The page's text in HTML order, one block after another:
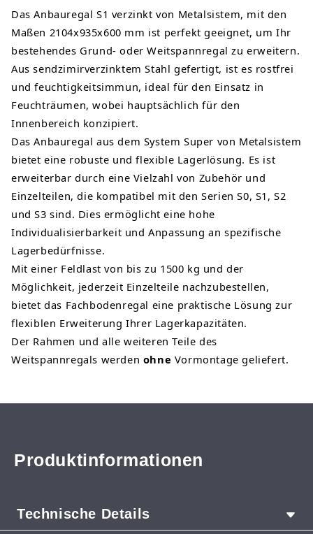
Das Anbauregal S1 verzinkt von Metalsistem, mit den
Maßen 2104x935x600 mm ist perfekt geeignet, um Ihr
bestehendes Grund- oder Weitspannregal zu erweitern.
Aus sendzimirverzinktem Stahl gefertigt, ist es rostfrei
und feuchtigkeitsimmun, ideal für den Einsatz in
Feuchträumen, wobei hauptsächlich für den
Innenbereich konzipiert.
Das Anbauregal aus dem System Super von Metalsistem
bietet eine robuste und flexible Lagerlösung. Es ist
erweiterbar durch eine Vielzahl von Zubehör und
Einzelteilen, die kompatibel mit den Serien S0, S1, S2
und S3 sind. Dies ermöglicht eine hohe
Individualisierbarkeit und Anpassung an spezifische
Lagerbedürfnisse.
Mit einer Feldlast von bis zu 1500 kg und der
Möglichkeit, jederzeit Einzelteile nachzubestellen,
bietet das Fachbodenregal eine praktische Lösung zur
flexiblen Erweiterung Ihrer Lagerkapazitäten.
Der Rahmen und alle weiteren Teile des
Weitspannregals werden ohne Vormontage geliefert.
Produktinformationen
Technische Details